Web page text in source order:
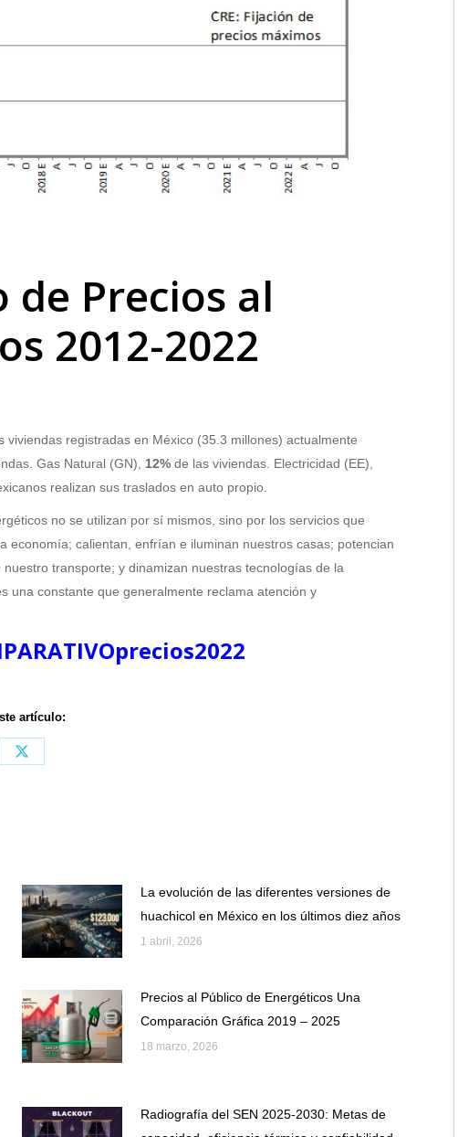
Precios al
2012-2022
viviendas registradas en México (35.3 millones) actualmente
Gas Natural (GN), 12% de las viviendas. Electricidad (EE),
realizan sus traslados en auto propio.
no se utilizan por sí mismos, sino por los servicios que
economía; calientan, enfrían e iluminan nuestros casas; potencian
transporte; y dinamizan nuestras tecnologías de la
una constante que generalmente reclama atención y
artículo:
Share
La evolución de las diferentes versiones de
huachicol en México en los últimos diez años
1 abril, 2026
Precios al Público de Energéticos Una
Comparación Gráfica 2019 – 2025
18 marzo, 2026
Radiografía del SEN 2025-2030: Metas de